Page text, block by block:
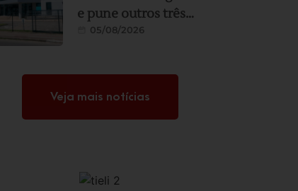
e pune outros três
réus em mais um
Operação Seival 2
05/08/2026
Veja mais notícias